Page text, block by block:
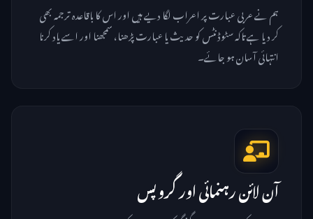
ہم نے عربی عبارت پر اعراب لگا دیے ہیں اور اس کا باقاعدہ ترجمہ بھی
کر دیا ہے تاکہ سٹوڈنٹس کو حدیث یا عبارت پڑھنا، سمجھنا اور اسے یاد کرنا
انتہائی آسان ہو جائے۔
آن لائن رہنمائی اور گروپس